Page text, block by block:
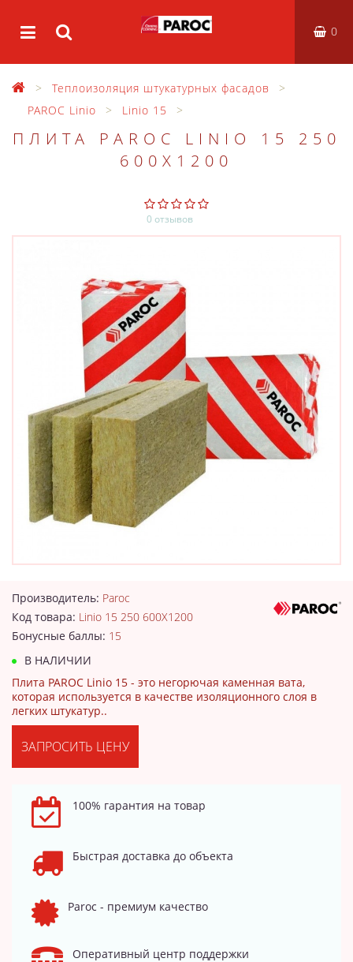
0
Теплоизоляция штукатурных фасадов
PAROC Linio
Linio 15
ПЛИТА PAROC LINIO 15 250
600X1200
0 отзывов
Производитель: Paroc
Код товара: Linio 15 250 600X1200
Бонусные баллы: 15
В НАЛИЧИИ
Плита PAROC Linio 15 - это негорючая каменная вата,
которая используется в качестве изоляционного слоя в
легких штукатур..
ЗАПРОСИТЬ ЦЕНУ
100% гарантия на товар
Быстрая доставка до объекта
Paroc - премиум качество
Оперативный центр поддержки